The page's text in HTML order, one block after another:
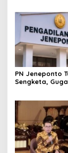
Bungkam
PN Jeneponto
Sengketa,